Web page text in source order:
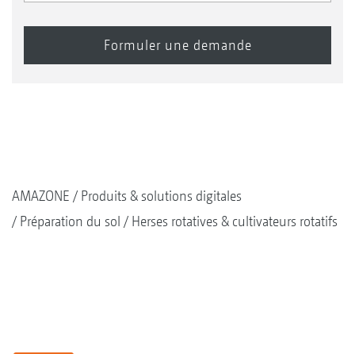
AMAZONE
Produits & solutions digitales
Préparation du sol
Herses rotatives & cultivateurs rotatifs